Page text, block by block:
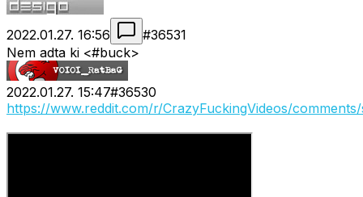
2022.01.27. 16:56 #36531
Nem adta ki <#buck>
2022.01.27. 15:47#36530
https://www.reddit.com/r/CrazyFuckingVideos/